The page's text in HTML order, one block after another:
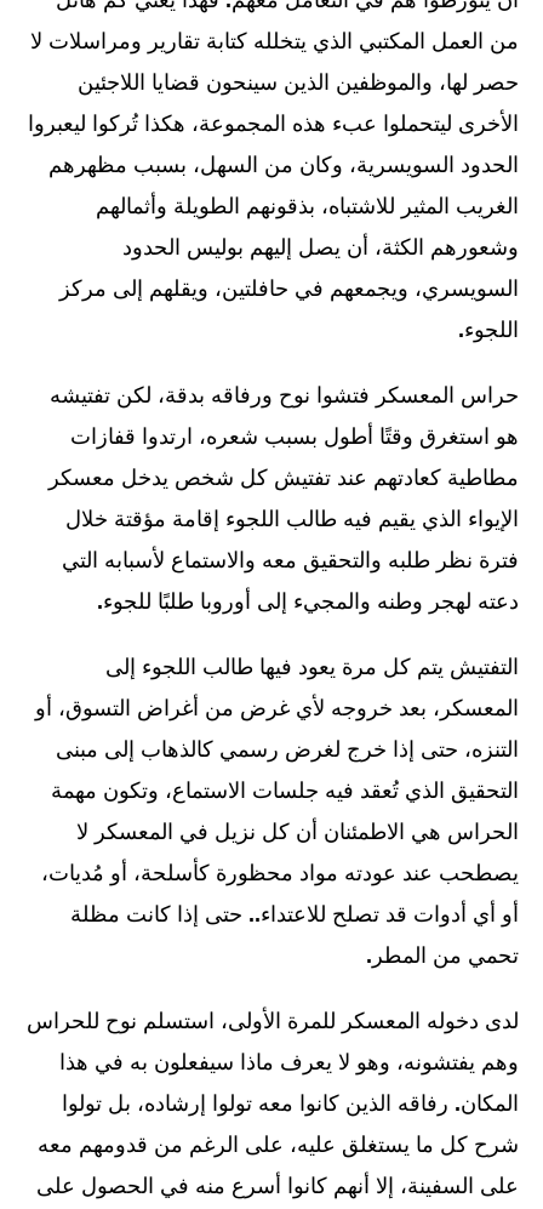
من العمل المكتبي الذي يتخلله كتابة تقارير ومراسلات لا
حصر لها، والموظفين الذين سينحون قضايا اللاجئين
الأخرى ليتحملوا عبء هذه المجموعة، هكذا تُركوا ليعبروا
الحدود السويسرية، وكان من السهل، بسبب مظهرهم
الغريب المثير للاشتباه، بذقونهم الطويلة وأثمالهم
وشعورهم الكثة، أن يصل إليهم بوليس الحدود
السويسري، ويجمعهم في حافلتين، ويقلهم إلى مركز
اللجوء.
حراس المعسكر فتشوا نوح ورفاقه بدقة، لكن تفتيشه
هو استغرق وقتًا أطول بسبب شعره، ارتدوا قفازات
مطاطية كعادتهم عند تفتيش كل شخص يدخل معسكر
الإيواء الذي يقيم فيه طالب اللجوء إقامة مؤقتة خلال
فترة نظر طلبه والتحقيق معه والاستماع لأسبابه التي
دعته لهجر وطنه والمجيء إلى أوروبا طلبًا للجوء.
التفتيش يتم كل مرة يعود فيها طالب اللجوء إلى
المعسكر، بعد خروجه لأي غرض من أغراض التسوق، أو
التنزه، حتى إذا خرج لغرض رسمي كالذهاب إلى مبنى
التحقيق الذي تُعقد فيه جلسات الاستماع، وتكون مهمة
الحراس هي الاطمئنان أن كل نزيل في المعسكر لا
يصطحب عند عودته مواد محظورة كأسلحة، أو مُديات،
أو أي أدوات قد تصلح للاعتداء.. حتى إذا كانت مظلة
تحمي من المطر .
لدى دخوله المعسكر للمرة الأولى، استسلم نوح للحراس
وهم يفتشونه، وهو لا يعرف ماذا سيفعلون به في هذا
المكان. رفاقه الذين كانوا معه تولوا إرشاده، بل تولوا
شرح كل ما يستغلق عليه، على الرغم من قدومهم معه
على السفينة، إلا أنهم كانوا أسرع منه في الحصول على